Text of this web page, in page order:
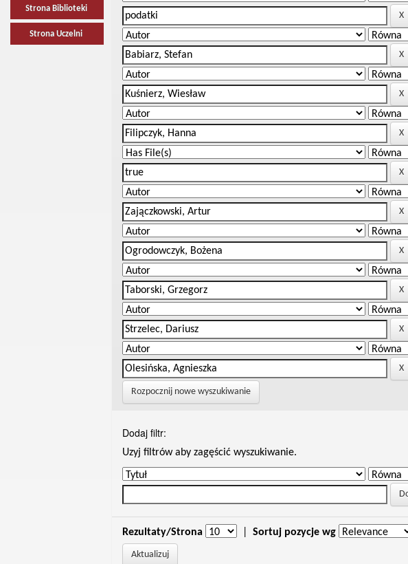
Strona Biblioteki
Strona Uczelni
Rozpocznij nowe wyszukiwanie
Dodaj filtr:
Uzyj filtrów aby zagęścić wyszukiwanie.
Rezultaty/Strona Sortuj pozycje wg